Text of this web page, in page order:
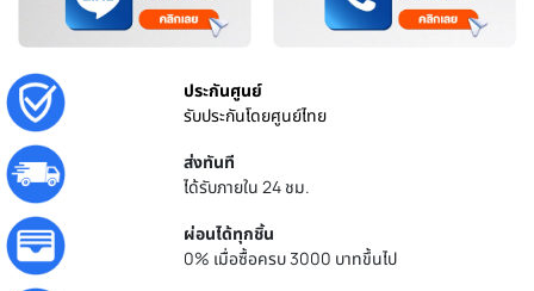
ประกันศูนย์
รับประกันโดยศูนย์ไทย
ส่งทันที
ได้รับภายใน 24 ชม.
ผ่อนได้ทุกชิ้น
0% เมื่อซื้อครบ 3000 บาทขึ้นไป